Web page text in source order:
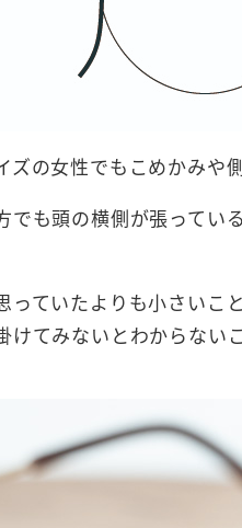
ズの女性でもこめかみや
でも頭の横側が張って
っていたよりも小さいこ
けてみないとわからない